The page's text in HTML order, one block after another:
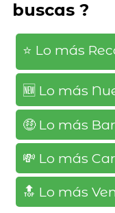
buscas ?
⭐️ Lo más
🆕️ Lo más
🤑 Lo más
💸 Lo más
🔝 Lo más